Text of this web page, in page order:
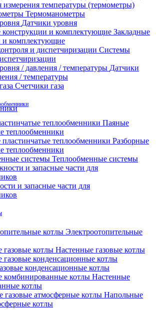
температуры (термометры)
Термоманометры
Датчики уровня
Закладные
и комплектующие
Системы
Датчики
/ температуры
Счетчики газа
Паяные
теплообменники
Разборные
теплообменники
Теплообменные системы
и запасные части для
Электроотопительные
Настенные газовые котлы
конденсационные котлы
Настенные
котлы
Напольные
котлы